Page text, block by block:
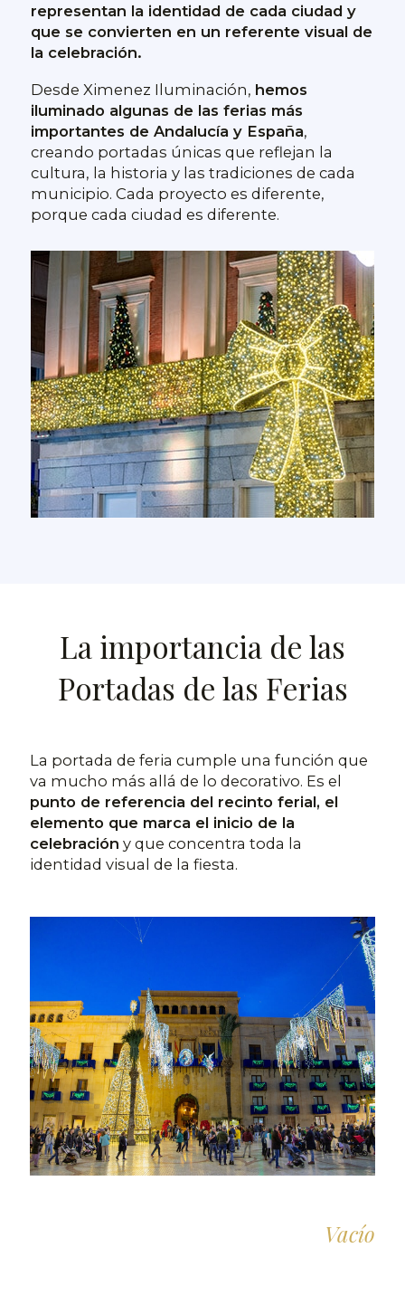
representan la identidad de cada ciudad y
que se convierten en un referente visual de
la celebración.
Desde Ximenez Iluminación, hemos
iluminado algunas de las ferias más
importantes de Andalucía y España,
creando portadas únicas que reflejan la
cultura, la historia y las tradiciones de cada
municipio. Cada proyecto es diferente,
porque cada ciudad es diferente.
La importancia de las
Portadas de las Ferias
La portada de feria cumple una función que
va mucho más allá de lo decorativo. Es el
punto de referencia del recinto ferial, el
elemento que marca el inicio de la
celebración y que concentra toda la
identidad visual de la fiesta.
Vacío